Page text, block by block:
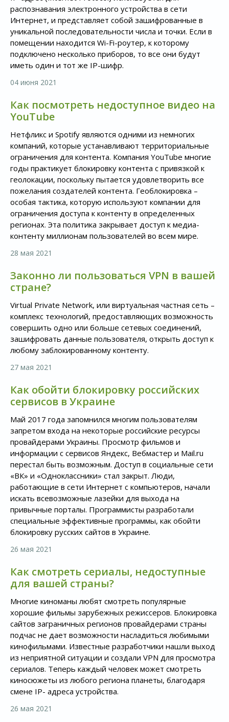
распознавания электронного устройства в сети
Интернет, и представляет собой зашифрованные в
уникальной последовательности числа и точки. Если в
помещении находится Wi-Fi-роутер, к которому
подключено несколько приборов, то все они будут
иметь один и тот же IP-шифр.
04 июня 2021
Как посмотреть недоступное видео на
YouTube
Нетфликс и Spotify являются одними из немногих
компаний, которые устанавливают территориальные
ограничения для контента. Компания YouTube многие
годы практикует блокировку контента с привязкой к
геолокации, поскольку пытается удовлетворить все
пожелания создателей контента. Геоблокировка –
особая тактика, которую используют компании для
ограничения доступа к контенту в определенных
регионах. Эта политика закрывает доступ к медиа-
контенту миллионам пользователей во всем мире.
28 мая 2021
Законно ли пользоваться VPN в вашей
стране?
Virtual Private Network, или виртуальная частная сеть –
комплекс технологий, предоставляющих возможность
совершить одно или больше сетевых соединений,
зашифровать данные пользователя, открыть доступ к
любому заблокированному контенту.
27 мая 2021
Как обойти блокировку российских
сервисов в Украине
Май 2017 года запомнился многим пользователям
запретом входа на некоторые российские ресурсы
провайдерами Украины. Просмотр фильмов и
информации с сервисов Яндекс, Вебмастер и Mail.ru
перестал быть возможным. Доступ в социальные сети
«ВК» и «Одноклассники» стал закрыт. Люди,
работающие в сети Интернет с компьютеров, начали
искать всевозможные лазейки для выхода на
привычные порталы. Программисты разработали
специальные эффективные программы, как обойти
блокировку русских сайтов в Украине.
26 мая 2021
Как смотреть сериалы, недоступные
для вашей страны?
Многие киноманы любят смотреть популярные
хорошие фильмы зарубежных режиссеров. Блокировка
сайтов заграничных регионов провайдерами страны
подчас не дает возможности насладиться любимыми
кинофильмами. Известные разработчики нашли выход
из неприятной ситуации и создали VPN для просмотра
сериалов. Теперь каждый человек может смотреть
киносюжеты из любого региона планеты, благодаря
смене IP- адреса устройства.
26 мая 2021